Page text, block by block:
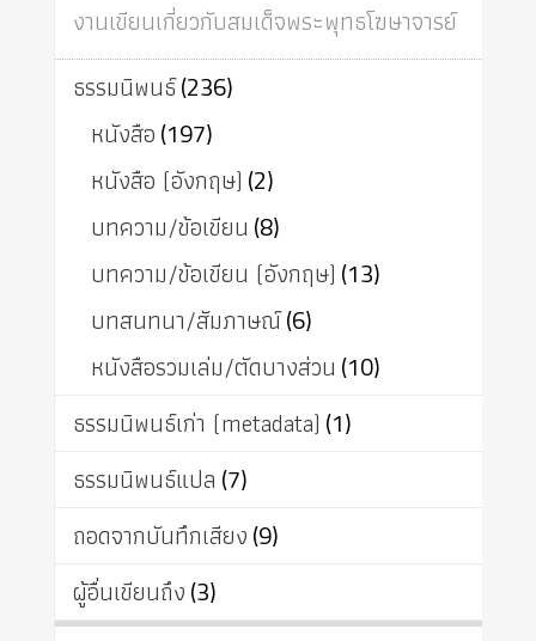
งานเขียนเกี่ยวกับสมเด็จพระพุทธโฆษาจารย์
ธรรมนิพนธ์(236)
หนังสือ(197)
หนังสือ (อังกฤษ) (2)
บทความ/ข้อเขียน (8)
บทความ/ข้อเขียน (อังกฤษ) (13)
บทสนทนา/สัมภาษณ์(6)
หนังสือรวมเล่ม/ตัดบางส่วน (10)
ธรรมนิพนธ์เก่า (metadata) (1)
ธรรมนิพนธ์แปล (7)
ถอดจากบันทึกเสียง(9)
ผู้อื่นเขียนถึง(3)